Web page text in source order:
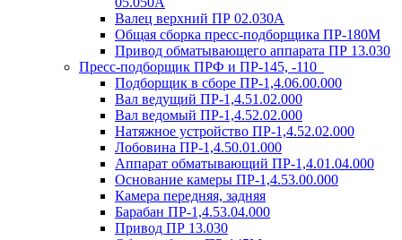
Валец верхний ПР 02.030A
Общая сборка пресс-подборщика ПР-180М
Привод обматывающего аппарата ПР 13.030
Пресс-подборщик ПРФ и ПР-145, -110
Подборщик в сборе ПР-1,4.06.00.000
Вал ведущий ПР-1,4.51.02.000
Вал ведомый ПР-1,4.52.02.000
Натяжное устройство ПР-1,4.52.02.000
Лобовина ПР-1,4.50.01.000
Аппарат обматывающий ПР-1,4.01.04.000
Основание камеры ПР-1,4.53.00.000
Камера передняя, задняя
Барабан ПР-1,4.53.04.000
Привод ПР 13.030